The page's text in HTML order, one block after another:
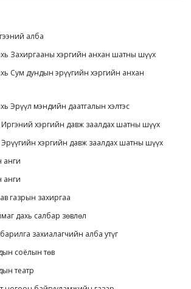
алба
Захиргааны хэргийн анхан шатны шүүх
Сум дундын эрүүгийн хэргийн анхан
Эрүүл мэндийн даатгалын хэлтэс
хэргийн давж заалдах шатны шүүх
хэргийн давж заалдах шатны шүүх
анги
анги
газрын захиргаа
дахь салбар зөвлөл
захиалагчийн алба утүг
соёлын төв
театр